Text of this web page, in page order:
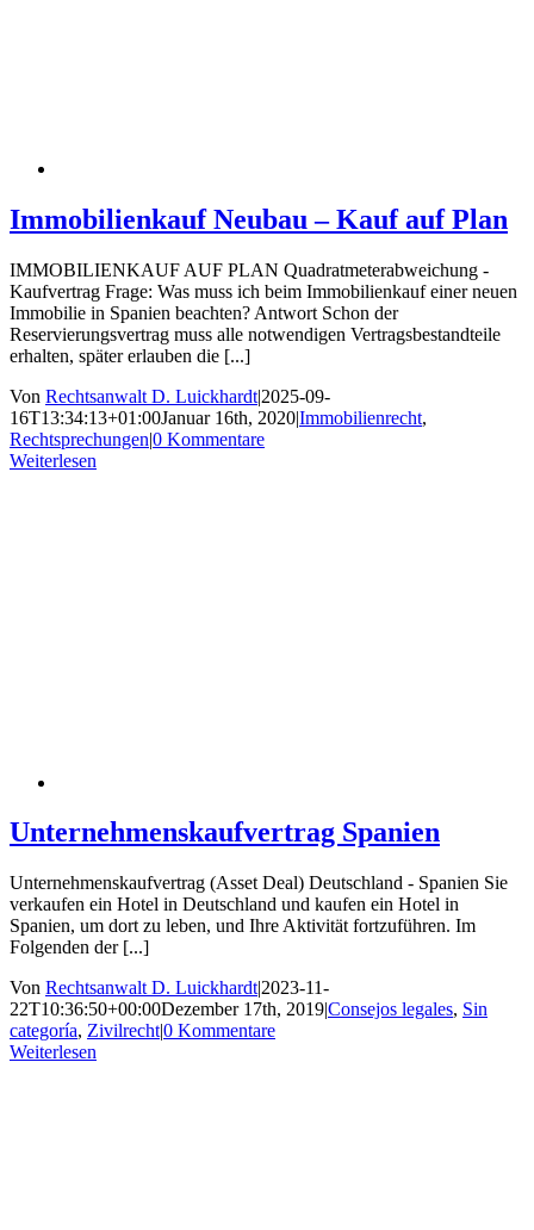
Immobilienkauf Neubau – Kauf auf Plan
IMMOBILIENKAUF AUF PLAN Quadratmeterabweichung -
Kaufvertrag Frage: Was muss ich beim Immobilienkauf einer neuen
Immobilie in Spanien beachten? Antwort Schon der
Reservierungsvertrag muss alle notwendigen Vertragsbestandteile
erhalten, später erlauben die [...]
Von Rechtsanwalt D. Luickhardt|2025-09-
16T13:34:13+01:00Januar 16th, 2020|Immobilienrecht,
Rechtsprechungen|0 Kommentare
Weiterlesen
Unternehmenskaufvertrag Spanien
Unternehmenskaufvertrag (Asset Deal) Deutschland - Spanien Sie
verkaufen ein Hotel in Deutschland und kaufen ein Hotel in
Spanien, um dort zu leben, und Ihre Aktivität fortzuführen. Im
Folgenden der [...]
Von Rechtsanwalt D. Luickhardt|2023-11-
22T10:36:50+00:00Dezember 17th, 2019|Consejos legales, Sin
categoría, Zivilrecht|0 Kommentare
Weiterlesen